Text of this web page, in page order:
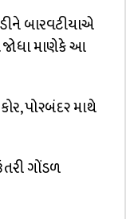
બારવટીયાએ
માણેકે આ
પો૨બંદ૨ માથે
ગોંડળ